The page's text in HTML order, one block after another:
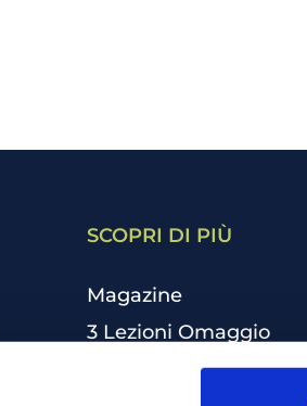
SCOPRI DI PIÙ
Magazine
3 Lezioni Omaggio